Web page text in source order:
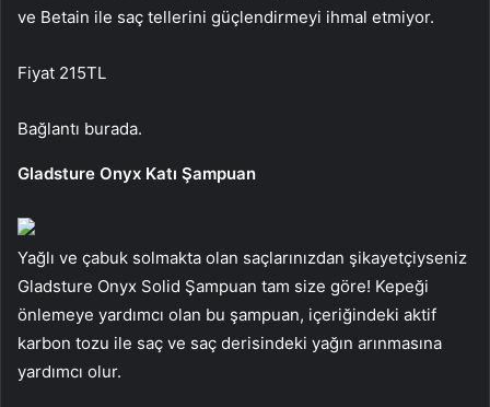
ve Betain ile saç tellerini güçlendirmeyi ihmal etmiyor.
Fiyat 215TL
Bağlantı burada.
Gladsture Onyx Katı Şampuan
Yağlı ve çabuk solmakta olan saçlarınızdan şikayetçiyseniz
Gladsture Onyx Solid Şampuan tam size göre! Kepeği
önlemeye yardımcı olan bu şampuan, içeriğindeki aktif
karbon tozu ile saç ve saç derisindeki yağın arınmasına
yardımcı olur.